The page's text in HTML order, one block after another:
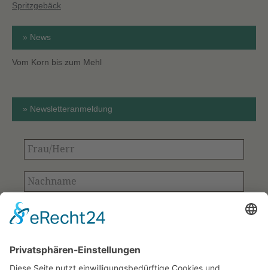
Spritzgebäck
» News
Vom Korn bis zum Mehl
» Newsletteranmeldung
Frau/Herr
Nachname
E-
Mail-
*
Ihre Kontaktdaten aus dem Anmeldeformular